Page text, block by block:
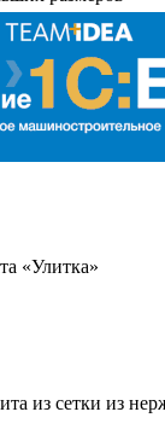
экструзией
«Улитка»
из сетки из